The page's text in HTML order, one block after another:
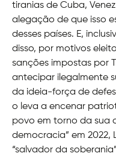
tiranias de Cuba,
alegação de que isso
desses países. E,
disso, por motivos
sanções impostas por
antecipar ilegalmente
da ideia-força de
o leva a encenar
povo em torno da sua
democracia” em 2022,
“salvador da